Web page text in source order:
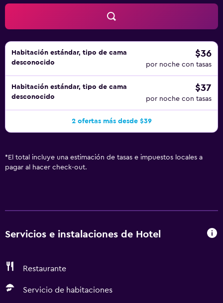
la Gran Mezquita del Sultán Qaboos y a German University
of Technology in Oman. Para los huéspedes que quieran
salir a descubrir la zona, el hotel ofrece comidas para
llevar.
Habitación estándar, tipo de cama
desconocido
$36
por noche con tasas
Habitación estándar, tipo de cama
desconocido
$37
por noche con tasas
2 ofertas más desde $39
* El total incluye una estimación de tasas e impuestos locales a
pagar al hacer check-out.
Servicios e instalaciones de Hotel
Restaurante
Servicio de habitaciones